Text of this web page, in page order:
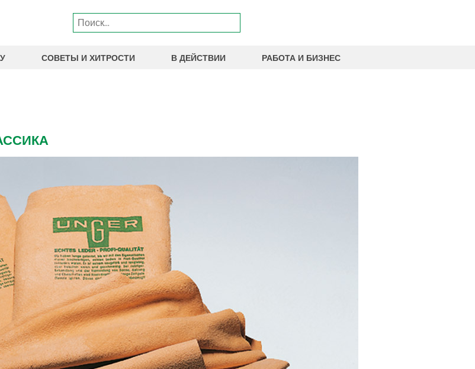
СОВЕТЫ И ХИТРОСТИ В ДЕЙСТВИИ РАБОТА И БИЗНЕС